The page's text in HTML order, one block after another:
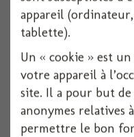
Guirlande
appareil
tablette).
Un « cookie » est
votre appareil à
site. Il a pour but
anonymes relatives
permettre le bon